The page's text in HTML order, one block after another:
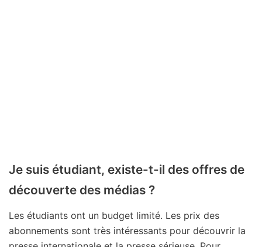
Je suis étudiant, existe-t-il des offres de
découverte des médias ?
Les étudiants ont un budget limité. Les prix des
abonnements sont très intéressants pour découvrir la